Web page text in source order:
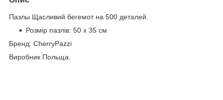
Пазлы Щасливий бегемот на 500 деталей.
Розмір пазлів: 50 х 35 см
Бренд: CherryPazzi
Виробник Польща.